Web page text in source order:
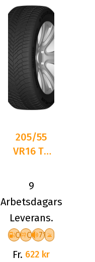
205/55
VR16 TL
DASP-
PLUS XL
9
Arbetsdagars
Leverans.
C C 71
Fr. 622 kr